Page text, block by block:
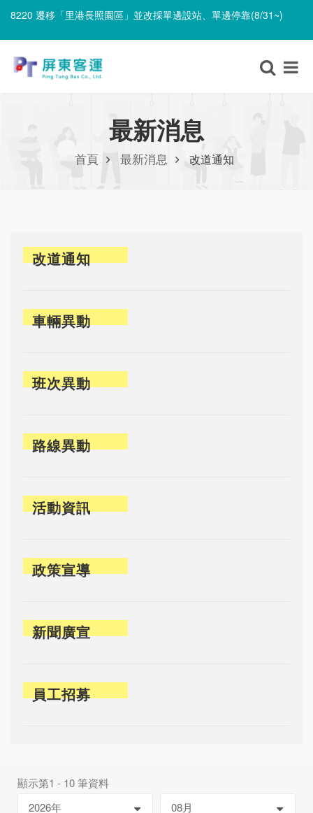
8220 遷移「里港長照園區」並改採單邊設站、單邊停靠(8/31~)
8220 遷移「里港長照園區」並改採單邊設站、單邊停靠(8/31~)
最新消息
首頁 最新消息 改道通知
改道通知
車輛異動
班次異動
路線異動
活動資訊
政策宣導
新聞廣宣
員工招募
顯示第1 - 10 筆資料